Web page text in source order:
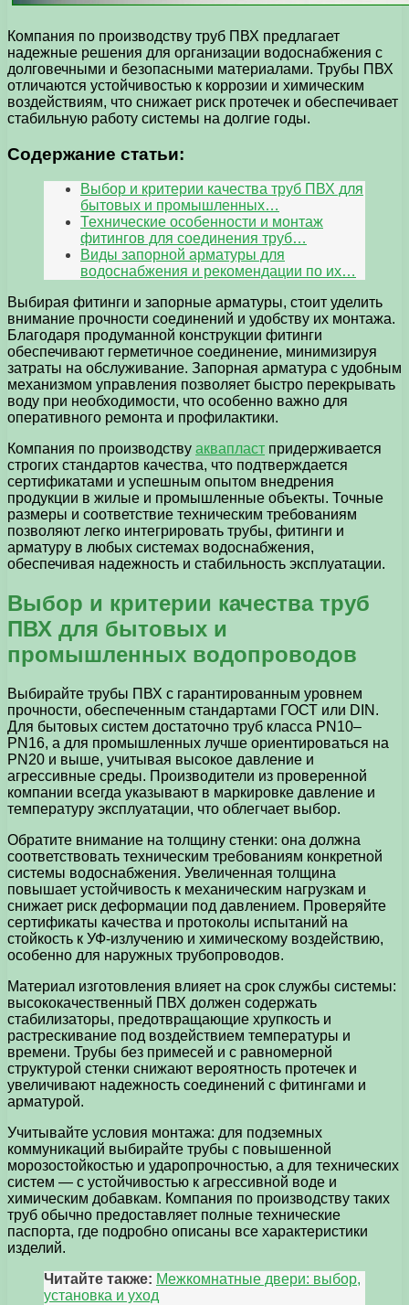
Компания по производству труб ПВХ предлагает
надежные решения для организации водоснабжения с
долговечными и безопасными материалами. Трубы ПВХ
отличаются устойчивостью к коррозии и химическим
воздействиям, что снижает риск протечек и обеспечивает
стабильную работу системы на долгие годы.
Содержание статьи:
Выбор и критерии качества труб ПВХ для
бытовых и промышленных…
Технические особенности и монтаж
фитингов для соединения труб…
Виды запорной арматуры для
водоснабжения и рекомендации по их…
Выбирая фитинги и запорные арматуры, стоит уделить
внимание прочности соединений и удобству их монтажа.
Благодаря продуманной конструкции фитинги
обеспечивают герметичное соединение, минимизируя
затраты на обслуживание. Запорная арматура с удобным
механизмом управления позволяет быстро перекрывать
воду при необходимости, что особенно важно для
оперативного ремонта и профилактики.
Компания по производству аквапласт придерживается
строгих стандартов качества, что подтверждается
сертификатами и успешным опытом внедрения
продукции в жилые и промышленные объекты. Точные
размеры и соответствие техническим требованиям
позволяют легко интегрировать трубы, фитинги и
арматуру в любых системах водоснабжения,
обеспечивая надежность и стабильность эксплуатации.
Выбор и критерии качества труб
ПВХ для бытовых и
промышленных водопроводов
Выбирайте трубы ПВХ с гарантированным уровнем
прочности, обеспеченным стандартами ГОСТ или DIN.
Для бытовых систем достаточно труб класса PN10–
PN16, а для промышленных лучше ориентироваться на
PN20 и выше, учитывая высокое давление и
агрессивные среды. Производители из проверенной
компании всегда указывают в маркировке давление и
температуру эксплуатации, что облегчает выбор.
Обратите внимание на толщину стенки: она должна
соответствовать техническим требованиям конкретной
системы водоснабжения. Увеличенная толщина
повышает устойчивость к механическим нагрузкам и
снижает риск деформации под давлением. Проверяйте
сертификаты качества и протоколы испытаний на
стойкость к УФ-излучению и химическому воздействию,
особенно для наружных трубопроводов.
Материал изготовления влияет на срок службы системы:
высококачественный ПВХ должен содержать
стабилизаторы, предотвращающие хрупкость и
растрескивание под воздействием температуры и
времени. Трубы без примесей и с равномерной
структурой стенки снижают вероятность протечек и
увеличивают надежность соединений с фитингами и
арматурой.
Учитывайте условия монтажа: для подземных
коммуникаций выбирайте трубы с повышенной
морозостойкостью и ударопрочностью, а для технических
систем — с устойчивостью к агрессивной воде и
химическим добавкам. Компания по производству таких
труб обычно предоставляет полные технические
паспорта, где подробно описаны все характеристики
изделий.
Читайте также: Межкомнатные двери: выбор,
установка и уход